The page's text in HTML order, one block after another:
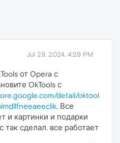
Jul 29, 2024, 4:29 PM
от Opera с
OkTools с
detail/oktool
. Все
и картинки и подарки
так сделал. все работает